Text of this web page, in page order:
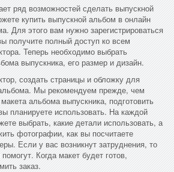
ряд возможностей сделать выпускной
купить выпускной альбом в онлайн
Для этого вам нужно зарегистрироваться
получите полный доступ ко всем
Теперь необходимо выбрать
выпускника, его размер и дизайн.
создать страницы и обложку для
Мы рекомендуем прежде, чем
альбома выпускника, подготовить
планируете использовать. На каждой
выбрать, какие детали использовать, а
фотографии, как вы посчитаете
Если у вас возникнут затруднения, то
Когда макет будет готов,
заказ.